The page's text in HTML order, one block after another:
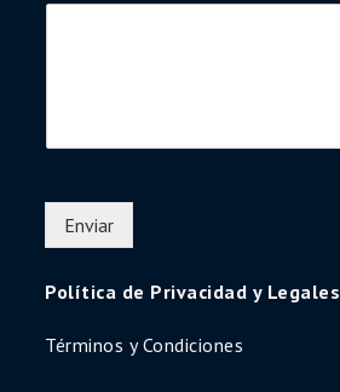
Enviar
Política de Privacidad y Legales
Términos y Condiciones